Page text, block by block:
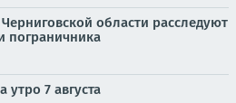
области расследуют
пограничника
утро 7 августа